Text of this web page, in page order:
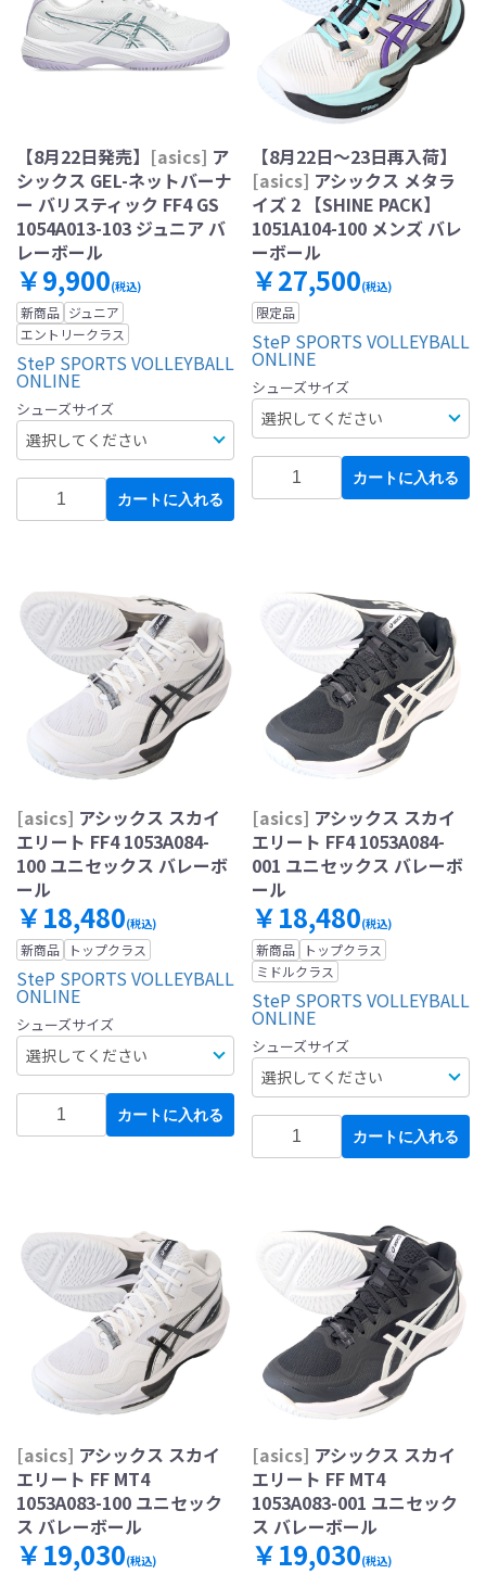
【8月22日発売】 [asics] ア
シックス GEL-ネットバーナ
ー バリスティック FF4 GS
1054A013-103 ジュニア バ
レーボール
￥9,900(税込)
新商品 ジュニア
エントリークラス
SteP SPORTS VOLLEYBALL
ONLINE
シューズサイズ
カートに入れる
【8月22日～23日再入荷】
[asics] アシックス メタラ
イズ 2 【SHINE PACK】
1051A104-100 メンズ バレ
ーボール
￥27,500(税込)
限定品
SteP SPORTS VOLLEYBALL
ONLINE
シューズサイズ
カートに入れる
[asics] アシックス スカイ
エリート FF4 1053A084-
100 ユニセックス バレーボ
ール
￥18,480(税込)
新商品 トップクラス
SteP SPORTS VOLLEYBALL
ONLINE
シューズサイズ
カートに入れる
[asics] アシックス スカイ
エリート FF4 1053A084-
001 ユニセックス バレーボ
ール
￥18,480(税込)
新商品
トップクラス
ミドルクラス
SteP SPORTS VOLLEYBALL
ONLINE
シューズサイズ
カートに入れる
[asics] アシックス スカイ
エリート FF MT4
1053A083-100 ユニセック
ス バレーボール
￥19,030(税込)
[asics] アシックス スカイ
エリート FF MT4
1053A083-001 ユニセック
ス バレーボール
￥19,030(税込)